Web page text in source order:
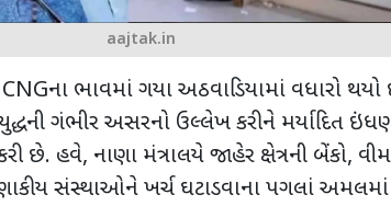
aajtak.in
CNGના ભાવમાં ગયા અઠવાડિયામાં વધારો થયો
યુદ્ધની ગંભીર અસરનો ઉલ્લેખ કરીને મર્યાદિત
છે. હવે, નાણા મંત્રાલયે જાહેર ક્ષેત્રની બેંકો,
સંસ્થાઓને ખર્ચ ઘટાડવાના પગલાં અમલમાં